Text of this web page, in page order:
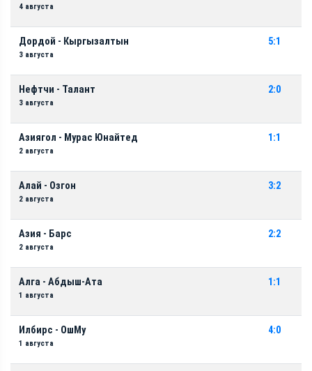
4 августа
Дордой - Кыргызалтын
3 августа
5:1
Нефтчи - Талант
3 августа
2:0
Азиягол - Мурас Юнайтед
2 августа
1:1
Алай - Озгон
2 августа
3:2
Азия - Барс
2 августа
2:2
Алга - Абдыш-Ата
1 августа
1:1
Илбирс - ОшМу
1 августа
4:0